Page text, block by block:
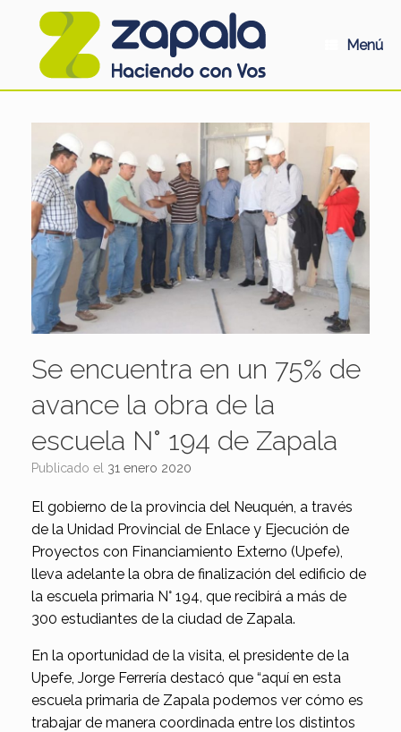
Menú
Se encuentra en un 75% de
avance la obra de la
escuela N° 194 de Zapala
Publicado el 31 enero 2020
El gobierno de la provincia del Neuquén, a través
de la Unidad Provincial de Enlace y Ejecución de
Proyectos con Financiamiento Externo (Upefe),
lleva adelante la obra de finalización del edificio de
la escuela primaria N° 194, que recibirá a más de
300 estudiantes de la ciudad de Zapala.
En la oportunidad de la visita, el presidente de la
Upefe, Jorge Ferrería destacó que “aquí en esta
escuela primaria de Zapala podemos ver cómo es
trabajar de manera coordinada entre los distintos